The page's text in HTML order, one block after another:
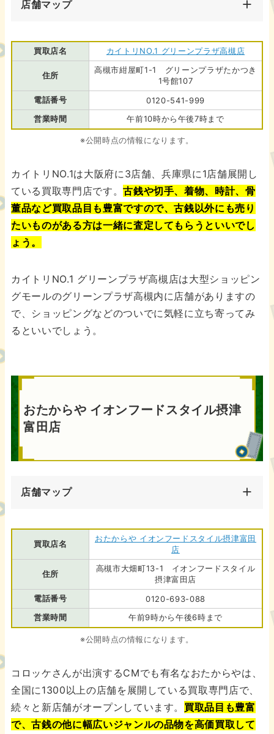
店舗マップ
買取店名 カイトリNO.1 グリーンプラザ高槻店
住所
高槻市紺屋町1-1 グリーンプラザたかつき
1号館107
電話番号
0120-541-999
営業時間
午前10時から午後7時まで
※公開時点の情報になります。
カイトリNO.1は大阪府に3店舗、兵庫県に1店舗展開し
ている買取専門店です。古銭や切手、着物、時計、骨
董品など買取品目も豊富ですので、古銭以外にも売り
たいものがある方は一緒に査定してもらうといいでし
ょう。
カイトリNO.1 グリーンプラザ高槻店は大型ショッピン
グモールのグリーンプラザ高槻内に店舗がありますの
で、ショッピングなどのついでに気軽に立ち寄ってみ
るといいでしょう。
おたからや イオンフードスタイル摂津
富田店
店舗マップ
買取店名
おたからや イオンフードスタイル摂津富田
店
住所
高槻市大畑町13-1 イオンフードスタイル
摂津富田店
電話番号
0120-693-088
営業時間
午前9時から午後6時まで
※公開時点の情報になります。
コロッケさんが出演するCMでも有名なおたからやは、
全国に1300以上の店舗を展開している買取専門店で、
続々と新店舗がオープンしています。 買取品目も豊富
で、古銭の他に幅広いジャンルの品物を高価買取して